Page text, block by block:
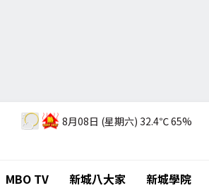
8月08日 (星期六) 32.4℃65%
MBO TV 新城八大家 新城學院